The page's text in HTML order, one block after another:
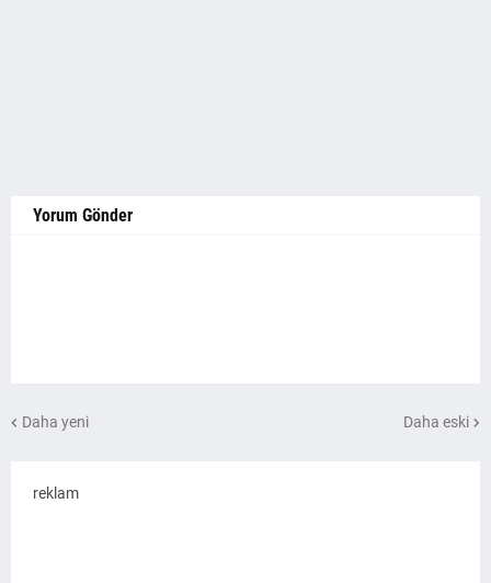
Yorum Gönder
Daha yeni Daha eski
reklam